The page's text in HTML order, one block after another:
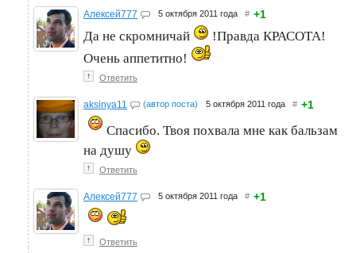
Алексей777 5 октября 2011 года # +1
Да не скромничай
!Правда КРАСОТА!
Очень аппетитно!
↑ Ответить
aksinya11 (автор поста) 5 октября 2011 года # +1
Спасибо. Твоя похвала мне как бальзам
на душу
↑ Ответить
Алексей777 5 октября 2011 года # +1
↑ Ответить